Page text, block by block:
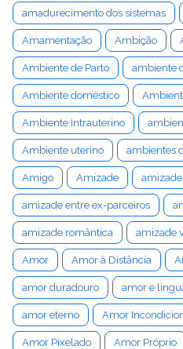
amadurecimento dos sistemas
Amamentação Ambição
Ambiente de Parto ambiente
Ambiente doméstico
Ambiente Intrauterino
Ambiente uterino ambientes
Amigo Amizade
amizade entre ex-parceiros
amizade romântica amizade
Amor Amor à Distância
amor duradouro amor e
amor eterno Amor
Amor Pixelado Amor Próprio